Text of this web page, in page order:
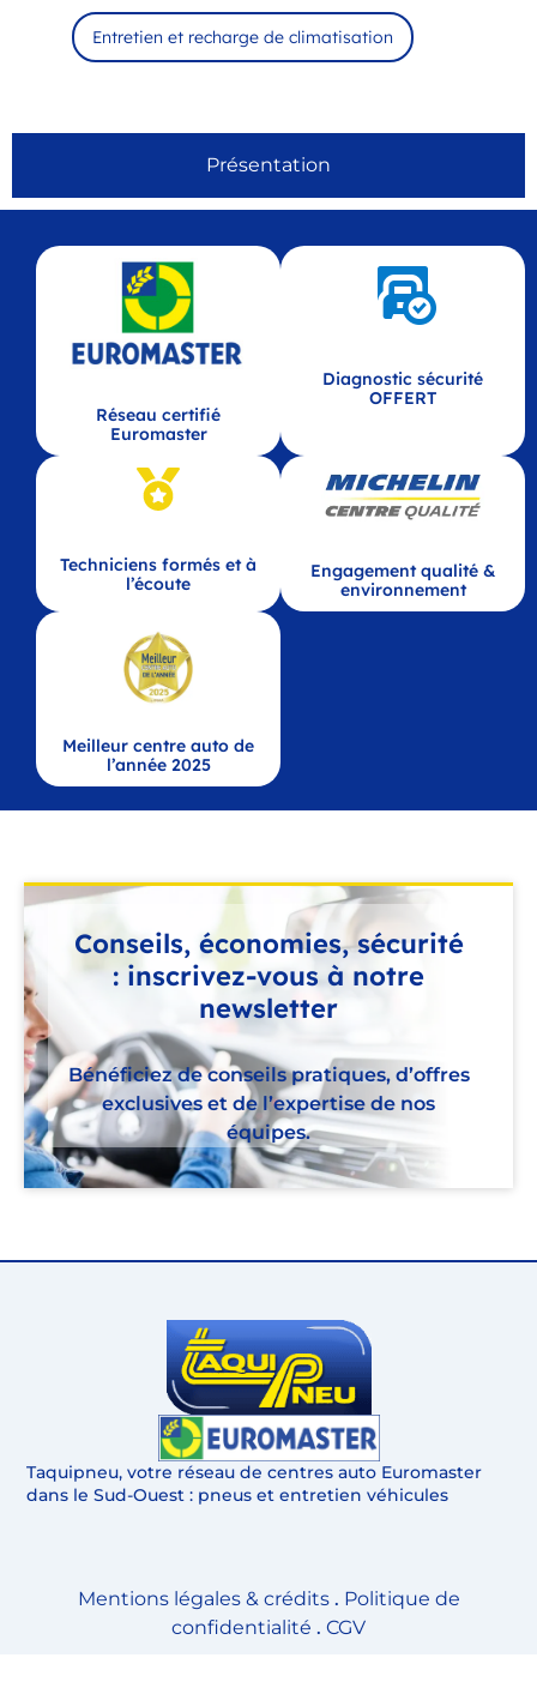
Présentation
Entretien et recharge de climatisation
Réseau certifié
Euromaster
Diagnostic sécurité
OFFERT
Techniciens formés et à
l’écoute
Engagement qualité &
environnement
Meilleur centre auto de
l’année 2025
Conseils, économies, sécurité
: inscrivez-vous à notre
newsletter
Bénéficiez de conseils pratiques, d’offres
exclusives et de l’expertise de nos
équipes.
Taquipneu, votre réseau de centres auto Euromaster
dans le Sud-Ouest : pneus et entretien véhicules
Mentions légales & crédits. Politique de
confidentialité . CGV